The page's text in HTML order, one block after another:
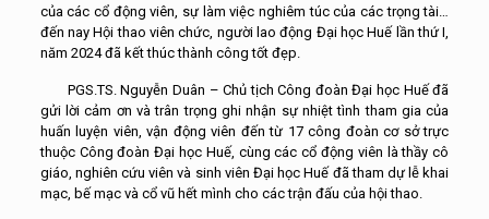
của các cổ động viên, sự làm việc nghiêm túc của các trọng tài…
đến nay Hội thao viên chức, người lao động Đại học Huế lần thứ I,
năm 2024 đã kết thúc thành công tốt đẹp.
PGS.TS. Nguyễn Duân – Chủ tịch Công đoàn Đại học Huế đã
gửi lời cảm ơn và trân trọng ghi nhận sự nhiệt tình tham gia của
huấn luyện viên, vận động viên đến từ 17 công đoàn cơ sở trực
thuộc Công đoàn Đại học Huế, cùng các cổ động viên là thầy cô
giáo, nghiên cứu viên và sinh viên Đại học Huế đã tham dự lễ khai
mạc, bế mạc và cổ vũ hết mình cho các trận đấu của hội thao.